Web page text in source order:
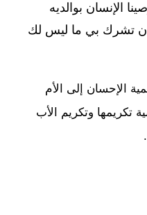
الإنسان بوالديه
تشرك بي ما ليس لك
الإحسان إلى الأم
تكريمها وتكريم الأب